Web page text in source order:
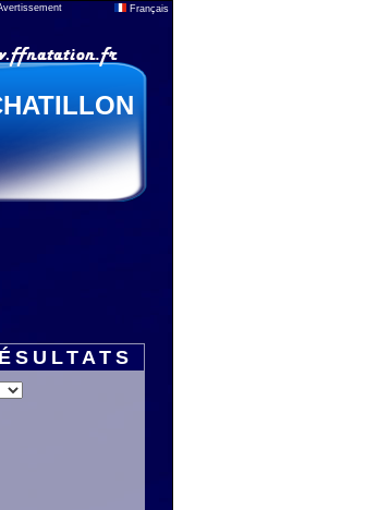
Français